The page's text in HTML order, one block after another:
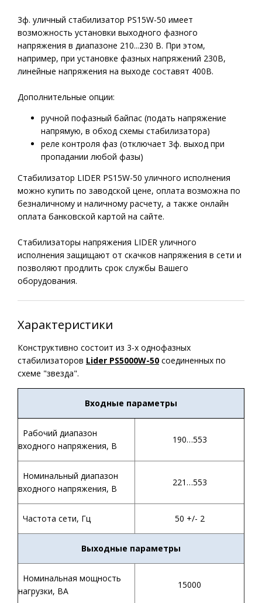
3ф. уличный стабилизатор PS15W-50 имеет
возможность установки выходного фазного
напряжения в диапазоне 210...230 В. При этом,
например, при установке фазных напряжений 230В,
линейные напряжения на выходе составят 400В.
Дополнительные опции:
ручной пофазный байпас (подать напряжение
напрямую, в обход схемы стабилизатора)
реле контроля фаз (отключает 3ф. выход при
пропадании любой фазы)
Cтабилизатор LIDER PS15W-50 уличного исполнения
можно купить по заводской цене, оплата возможна по
безналичному и наличному расчету, а также онлайн
оплата банковской картой на сайте.
Стабилизаторы напряжения LIDER уличного
исполнения защищают от скачков напряжения в сети и
позволяют продлить срок службы Вашего
оборудования.
Характеристики
Конструктивно состоит из 3-х однофазных
стабилизаторов Lider PS5000W-50 соединенных по
схеме "звезда".
Входные параметры
Рабочий диапазон
входного напряжения, В
190…553
Номинальный диапазон
входного напряжения, В
221…553
Частота сети, Гц 50 +/- 2
Выходные параметры
Номинальная мощность
нагрузки, ВА
15000